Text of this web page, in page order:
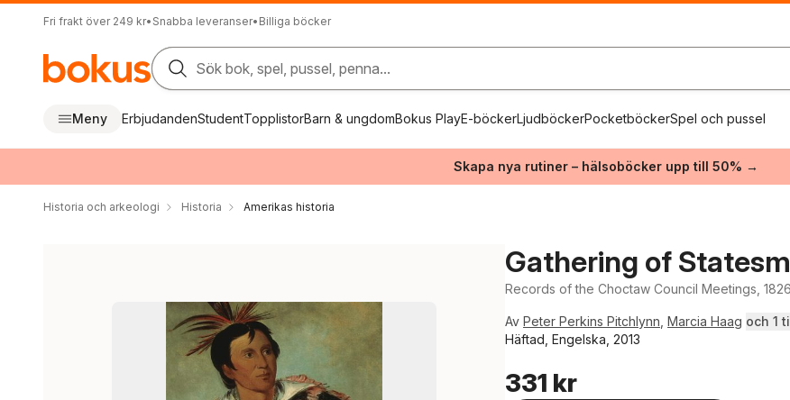
Fri frakt över 249 kr• Snabba leveranser• Billiga böcker
Sök bok, spel, pussel, penna...
Meny ErbjudandenStudentTopplistorBarn & ungdomBokus PlayE-böckerLjudböckerPocketböckerSpel och pussel
Skapa nya rutiner – hälsoböcker upp till 50% →
Historia och arkeologi Historia Amerikas historia
Gathering of
Records of the Choctaw Council Meetings,
Av Peter Perkins Pitchlynn Marcia Haag och 1
Häftad, Engelska, 2013
331 kr